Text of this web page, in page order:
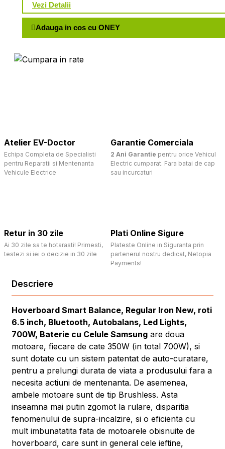
Vezi Detalii
Adauga in cos cu ONEY
Atelier EV-Doctor
Echipa Completa de Specialisti
pentru Reparatii si Mentenanta
Vehicule Electrice
Garantie Comerciala
2 Ani Garantie pentru orice Vehicul
Electric cumparat. Fara batai de cap
sau incurcaturi
Retur in 30 zile
Ai 30 zile sa te hotarasti! Primesti,
testezi si iei o decizie in 30 zile
Plati Online Sigure
Plateste Online in Siguranta prin
partenerul nostru dedicat, Netopia
Payments!
Descriere
Hoverboard Smart Balance, Regular Iron New, roti
6.5 inch, Bluetooth, Autobalans, Led Lights,
700W, Baterie cu Celule Samsung are doua
motoare, fiecare de cate 350W (in total 700W), si
sunt dotate cu un sistem patentat de auto-curatare,
pentru a prelungi durata de viata a produsului fara a
necesita actiuni de mentenanta. De asemenea,
ambele motoare sunt de tip Brushless. Asta
inseamna mai putin zgomot la rulare, disparitia
fenomenului de supra-incalzire, si o eficienta cu
mult imbunatatita fata de motoarele obisnuite de
hoverboard, care sunt in general cele ieftine,